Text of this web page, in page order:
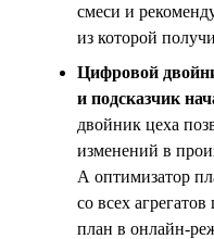
смеси и
из которой
Цифровой
и подсказчик
двойник цеха
изменений в
А оптимизатор
со всех
план в онлайн-